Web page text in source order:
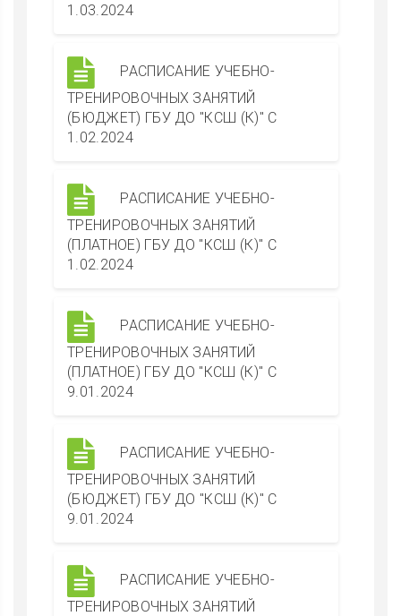
1.03.2024
РАСПИСАНИЕ УЧЕБНО-
ТРЕНИРОВОЧНЫХ ЗАНЯТИЙ
(БЮДЖЕТ) ГБУ ДО "КСШ (К)" С
1.02.2024
РАСПИСАНИЕ УЧЕБНО-
ТРЕНИРОВОЧНЫХ ЗАНЯТИЙ
(ПЛАТНОЕ) ГБУ ДО "КСШ (К)" С
1.02.2024
РАСПИСАНИЕ УЧЕБНО-
ТРЕНИРОВОЧНЫХ ЗАНЯТИЙ
(ПЛАТНОЕ) ГБУ ДО "КСШ (К)" С
9.01.2024
РАСПИСАНИЕ УЧЕБНО-
ТРЕНИРОВОЧНЫХ ЗАНЯТИЙ
(БЮДЖЕТ) ГБУ ДО "КСШ (К)" С
9.01.2024
РАСПИСАНИЕ УЧЕБНО-
ТРЕНИРОВОЧНЫХ ЗАНЯТИЙ